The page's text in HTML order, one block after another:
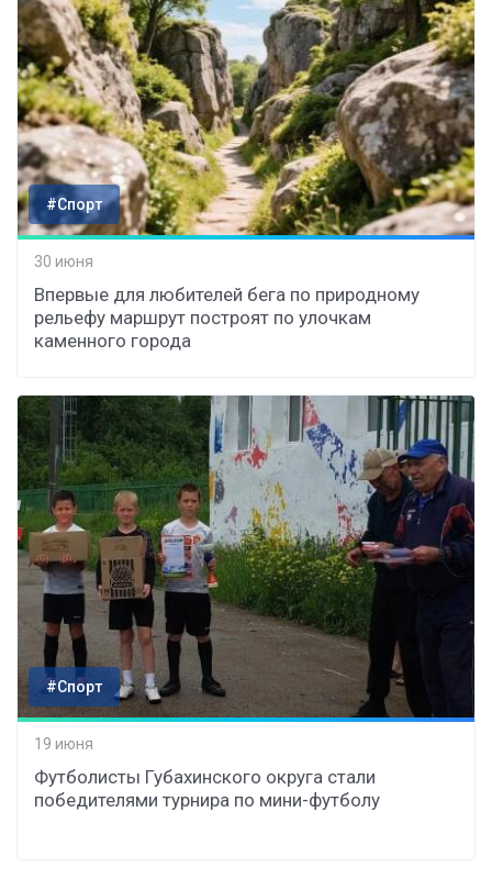
#Спорт
30 июня
Впервые для любителей бега по природному
рельефу маршрут построят по улочкам
каменного города
#Спорт
19 июня
Футболисты Губахинского округа стали
победителями турнира по мини-футболу